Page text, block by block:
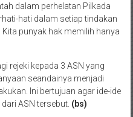
dalam perhelatan Pilkada
hati dalam setiap tindakan
punyak hak memilih hanya
rejeki kepada 3 ASN yang
seandainya menjadi
Ini bertujuan agar ide-ide
ASN tersebut. (bs)